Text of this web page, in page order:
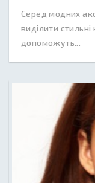
Серед модних
виділити
допоможуть...